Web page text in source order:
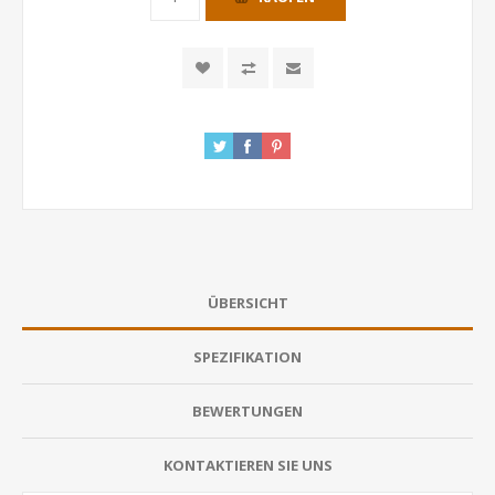
ÜBERSICHT
SPEZIFIKATION
BEWERTUNGEN
KONTAKTIEREN SIE UNS